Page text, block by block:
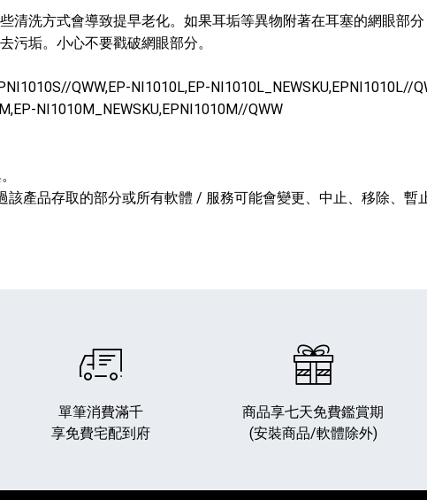
清洗方式會導致提早老化。如果耳垢等異物附著在耳塞的網眼部
污垢。小心不要戳破網眼部分。
QWW,EP-NI1010L,EP-NI1010L_NEWSKU,EPNI1010L//
NI1010M_NEWSKU,EPNI1010M//QWW
產品存取的部分或所有軟體 / 服務可能會變更、中止、移除、暫
單筆消費滿千
享免費宅配到府
商品享七天免費鑑賞期
(安裝商品/軟體除外)